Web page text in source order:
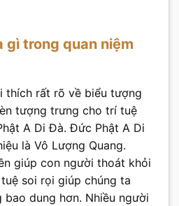
gì trong quan niệm
thích rất rõ về biểu tượng
tượng trưng cho trí tuệ
A Di Đà. Đức Phật A Di
là Vô Lượng Quang.
giúp con người thoát khỏi
soi rọi giúp chúng ta
bao dung hơn. Nhiều người